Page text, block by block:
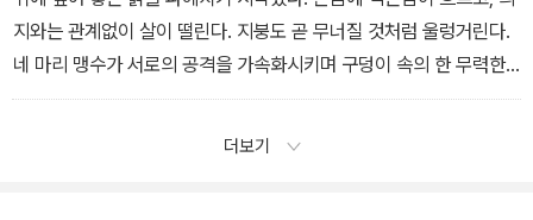
지와는 관계없이 살이 떨린다. 지붕도 곧 무너질 것처럼 울렁거린다.
네 마리 맹수가 서로의 공격을 가속화시키며 구덩이 속의 한 무력한
존재를 마비시키고 있다.
더보기